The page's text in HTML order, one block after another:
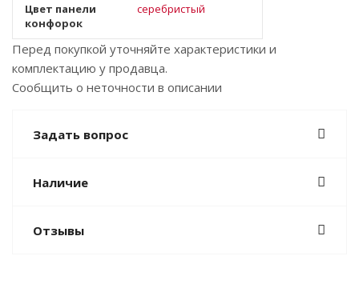
Цвет панели
конфорок
серебристый
Перед покупкой уточняйте характеристики и
комплектацию у продавца.
Сообщить о неточности в описании
Задать вопрос
Наличие
Отзывы